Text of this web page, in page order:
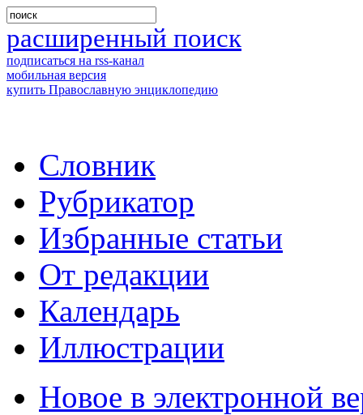
расширенный поиск
подписаться на rss-канал
мобильная версия
купить Православную энциклопедию
Словник
Рубрикатор
Избранные статьи
От редакции
Календарь
Иллюстрации
Новое в электронной